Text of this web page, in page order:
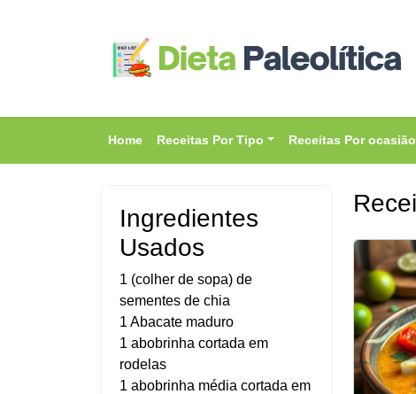
Home Receitas Por Tipo Receitas Por ocasião
Ingredientes
Usados
1 (colher de sopa) de
sementes de chia
1 Abacate maduro
1 abobrinha cortada em
rodelas
1 abobrinha média cortada em